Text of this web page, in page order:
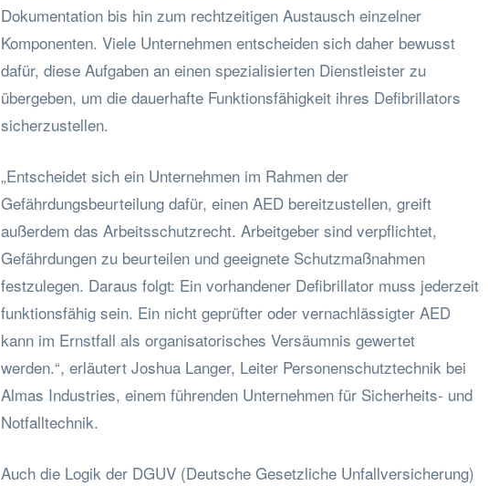
Dokumentation bis hin zum rechtzeitigen Austausch einzelner
Komponenten. Viele Unternehmen entscheiden sich daher bewusst
dafür, diese Aufgaben an einen spezialisierten Dienstleister zu
übergeben, um die dauerhafte Funktionsfähigkeit ihres Defibrillators
sicherzustellen.
„Entscheidet sich ein Unternehmen im Rahmen der
Gefährdungsbeurteilung dafür, einen AED bereitzustellen, greift
außerdem das Arbeitsschutzrecht. Arbeitgeber sind verpflichtet,
Gefährdungen zu beurteilen und geeignete Schutzmaßnahmen
festzulegen. Daraus folgt: Ein vorhandener Defibrillator muss jederzeit
funktionsfähig sein. Ein nicht geprüfter oder vernachlässigter AED
kann im Ernstfall als organisatorisches Versäumnis gewertet
werden.“, erläutert Joshua Langer, Leiter Personenschutztechnik bei
Almas Industries, einem führenden Unternehmen für Sicherheits- und
Notfalltechnik.
Auch die Logik der DGUV (Deutsche Gesetzliche Unfallversicherung)